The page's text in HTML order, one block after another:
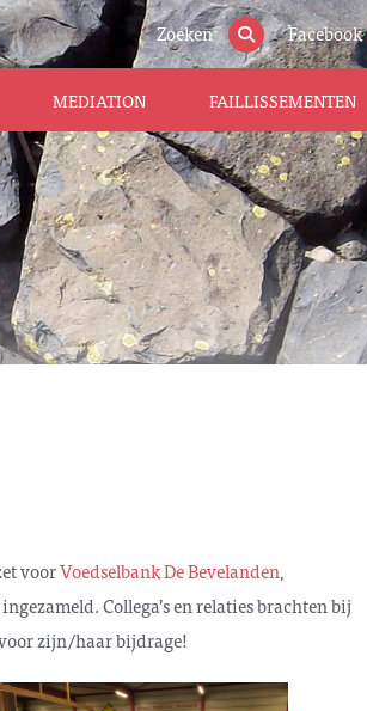
Zoeken Facebook
MEDIATION FAILLISSEMENTEN
voorVoedselbank De Bevelanden,
Collega’s en relaties brachten bij
zijn/haar bijdrage!